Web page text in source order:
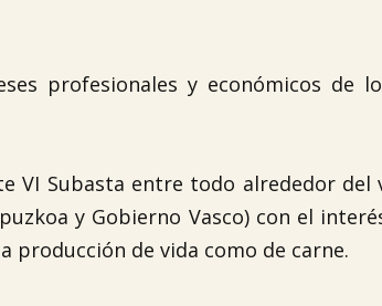
profesionales y económicos de
VI Subasta entre todo alrededor del
y Gobierno Vasco) con el
producción de vida como de carne.